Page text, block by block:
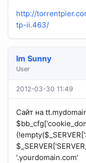
http://
tp-ii.463/
Im Sunny
User
2012-03-30 11:49
Сайт на
'.yourdomain.com'